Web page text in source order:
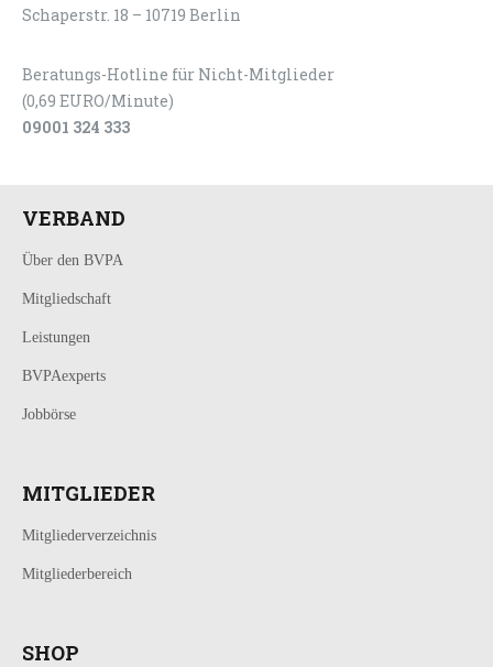
Schaperstr. 18 – 10719 Berlin
Beratungs-Hotline für Nicht-Mitglieder
(0,69 EURO/Minute)
09001 324 333
VERBAND
Über den BVPA
Mitgliedschaft
Leistungen
BVPAexperts
Jobbörse
MITGLIEDER
Mitgliederverzeichnis
Mitgliederbereich
SHOP